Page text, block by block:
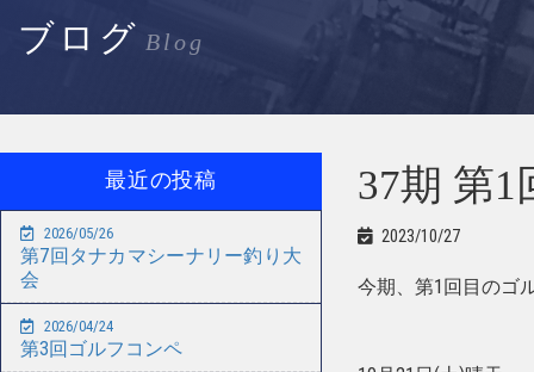
ブログ Blog
37期 第
2023/10/27
今期、第1回目のゴ
最近の投稿
2026/05/26
第7回タナカマシーナリー釣り大
会
2026/04/24
第3回ゴルフコンペ